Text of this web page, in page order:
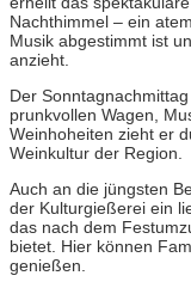
Nachthimmel – ein
Musik abgestimmt ist
anzieht.
Der
prunkvollen Wagen,
Weinhoheiten zieht er
Weinkultur der Region.
Auch an die jüngsten
der Kulturgießerei ein
das nach dem
bietet. Hier können
genießen.